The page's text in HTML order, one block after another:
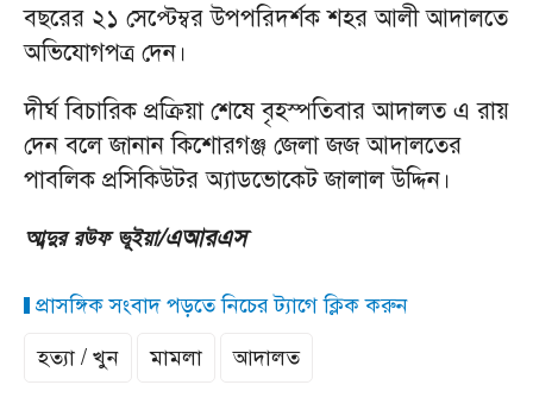
বছরের ২১ সেপ্টেম্বর উপপরিদর্শক শহর আলী আদালতে
অভিযোগপত্র দেন।
দীর্ঘ বিচারিক প্রক্রিয়া শেষে বৃহস্পতিবার আদালত এ রায়
দেন বলে জানান কিশোরগঞ্জ জেলা জজ আদালতের
পাবলিক প্রসিকিউটর অ্যাডভোকেট জালাল উদ্দিন।
আব্দুর রউফ ভূইয়া/এআরএস
প্রাসঙ্গিক সংবাদ পড়তে নিচের ট্যাগে ক্লিক করুন
হত্যা / খুন
মামলা আদালত